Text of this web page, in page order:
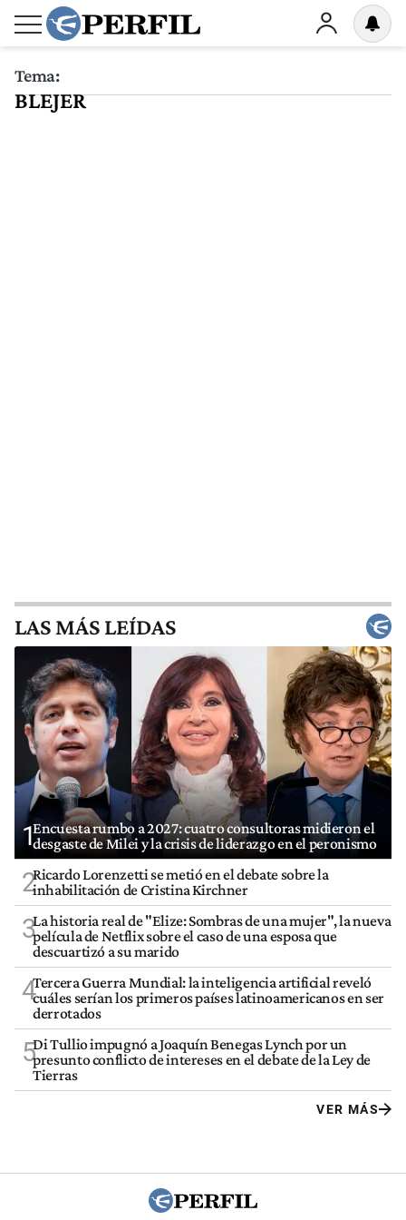
Tema:
BLEJER
LAS MÁS LEÍDAS
1Encuesta rumbo a 2027: cuatro consultoras midieron el
desgaste de Milei y la crisis de liderazgo en el peronismo
2Ricardo Lorenzetti se metió en el debate sobre la
inhabilitación de Cristina Kirchner
3La historia real de "Elize: Sombras de una mujer", la nueva
película de Netflix sobre el caso de una esposa que
descuartizó a su marido
4Tercera Guerra Mundial: la inteligencia artificial reveló
cuáles serían los primeros países latinoamericanos en ser
derrotados
5Di Tullio impugnó a Joaquín Benegas Lynch por un
presunto conflicto de intereses en el debate de la Ley de
Tierras
VER MÁS